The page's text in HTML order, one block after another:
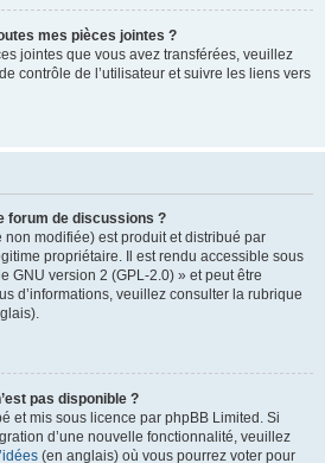
mes pièces jointes ?
jointes que vous avez transférées, veuillez
contrôle de l’utilisateur et suivre les liens vers
forum de discussions ?
modifiée) est produit et distribué par
propriétaire. Il est rendu accessible sous
GNU version 2 (GPL-2.0) » et peut être
d’informations, veuillez consulter la rubrique
pas disponible ?
et mis sous licence par phpBB Limited. Si
d’une nouvelle fonctionnalité, veuillez
(en anglais) où vous pourrez voter pour